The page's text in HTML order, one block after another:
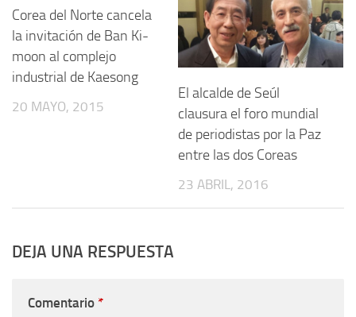
Corea del Norte cancela
la invitación de Ban Ki-
moon al complejo
industrial de Kaesong
20 MAYO, 2015
El alcalde de Seúl
clausura el foro mundial
de periodistas por la Paz
entre las dos Coreas
23 ABRIL, 2016
DEJA UNA RESPUESTA
Comentario *